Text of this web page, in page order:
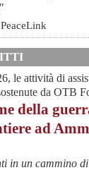
le attività di
da OTB
della
ad
in un cammino